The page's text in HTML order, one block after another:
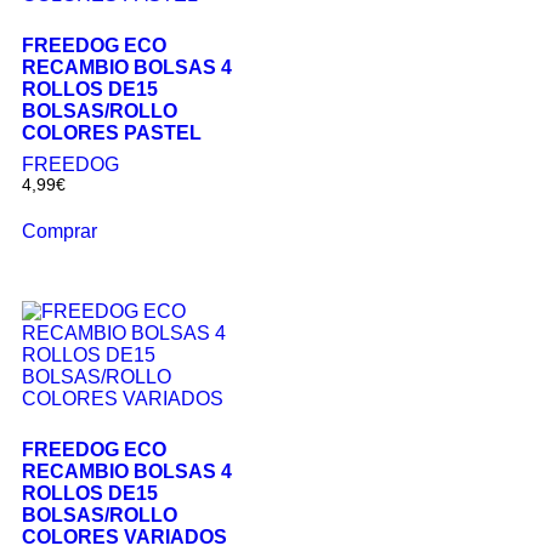
FREEDOG ECO
RECAMBIO BOLSAS 4
ROLLOS DE15
BOLSAS/ROLLO
COLORES PASTEL
FREEDOG
4,99€
Comprar
FREEDOG ECO
RECAMBIO BOLSAS 4
ROLLOS DE15
BOLSAS/ROLLO
COLORES VARIADOS